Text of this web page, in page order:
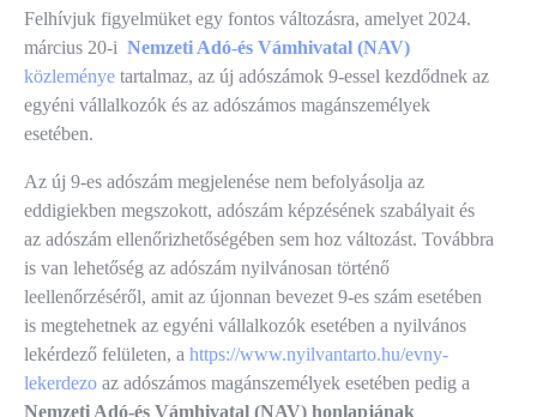
Felhívjuk figyelmüket egy fontos változásra, amelyet 2024.
március 20-i Nemzeti Adó-és Vámhivatal (NAV)
közleménye tartalmaz, az új adószámok 9-essel kezdődnek az
egyéni vállalkozók és az adószámos magánszemélyek
esetében.
Az új 9-es adószám megjelenése nem befolyásolja az
eddigiekben megszokott, adószám képzésének szabályait és
az adószám ellenőrizhetőségében sem hoz változást. Továbbra
is van lehetőség az adószám nyilvánosan történő
leellenőrzéséről, amit az újonnan bevezet 9-es szám esetében
is megtehetnek az egyéni vállalkozók esetében a nyilvános
lekérdező felületen, a https://www.nyilvantarto.hu/evny-
lekerdezo az adószámos magánszemélyek esetében pedig a
Nemzeti Adó-és Vámhivatal (NAV) honlapjának